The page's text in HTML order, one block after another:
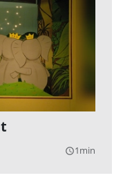
query_builder1min